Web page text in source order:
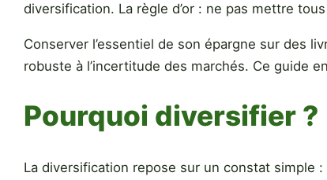
diversification. La règle d’or : ne pas mettre
Conserver l’essentiel de son épargne sur des
robuste à l’incertitude des marchés. Ce guide
Pourquoi diversifier ?
La diversification repose sur un constat simple